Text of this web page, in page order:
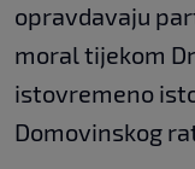
opravdavaju
moral tijekom
istovremeno
Domovinskog